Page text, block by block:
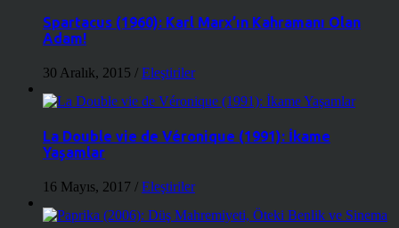
Spartacus (1960): Karl Marx’ın Kahramanı Olan
Adam!
30 Aralık, 2015 / Eleştiriler
La Double vie de Véronique (1991): İkame
Yaşamlar
16 Mayıs, 2017 / Eleştiriler